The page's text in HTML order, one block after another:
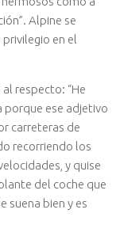
Alpine se
en el
respecto: “He
porque ese adjetivo
carreteras de
recorriendo los
y quise
del coche que
suena bien y es